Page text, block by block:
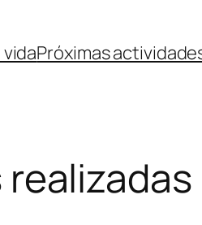
Próximas